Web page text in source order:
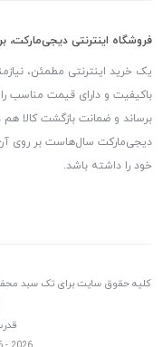
فروشگاه اینترنتی دیجی‌مارکت،
یک خرید اینترنتی مطمئن،
باکیفیت و دارای قیمت مناسب
برساند و ضمانت بازگشت کالا
دیجی‌مارکت سال‌هاست بر روی
خود را داشته باشد.
کلیه حقوق سایت برای تک سبد